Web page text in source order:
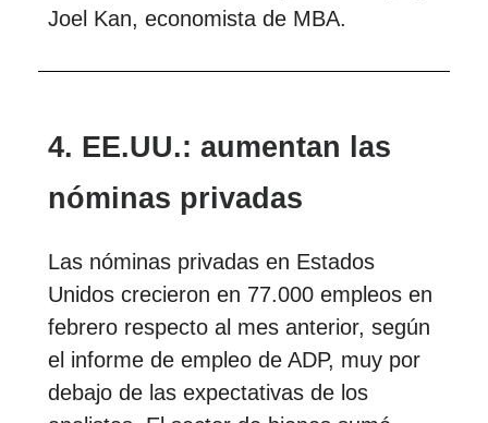
Joel Kan, economista de MBA.
4. EE.UU.: aumentan las
nóminas privadas
Las nóminas privadas en Estados
Unidos crecieron en 77.000 empleos en
febrero respecto al mes anterior, según
el informe de empleo de ADP, muy por
debajo de las expectativas de los